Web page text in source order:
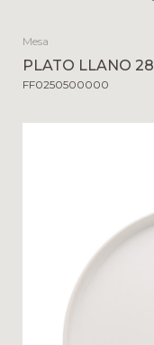
Mesa
PLATO LLANO 28
FF0250500000